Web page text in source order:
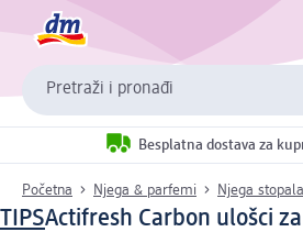
Pretraži i pronađi
Besplatna dostava za
Početna Njega & parfemi Njega stopala
TIPSActifresh Carbon ulošci